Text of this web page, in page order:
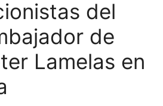
del
de
Lamelas en